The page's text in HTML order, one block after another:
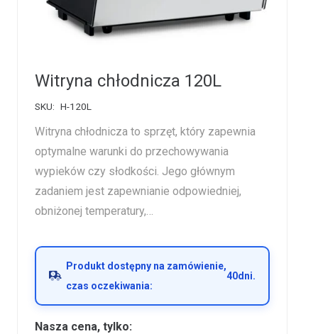
Witryna chłodnicza 120L
SKU: H-120L
Witryna chłodnicza to sprzęt, który zapewnia
optymalne warunki do przechowywania
wypieków czy słodkości. Jego głównym
zadaniem jest zapewnianie odpowiedniej,
obniżonej temperatury,…
Produkt dostępny na zamówienie,
czas oczekiwania:
40dni.
Nasza cena, tylko: